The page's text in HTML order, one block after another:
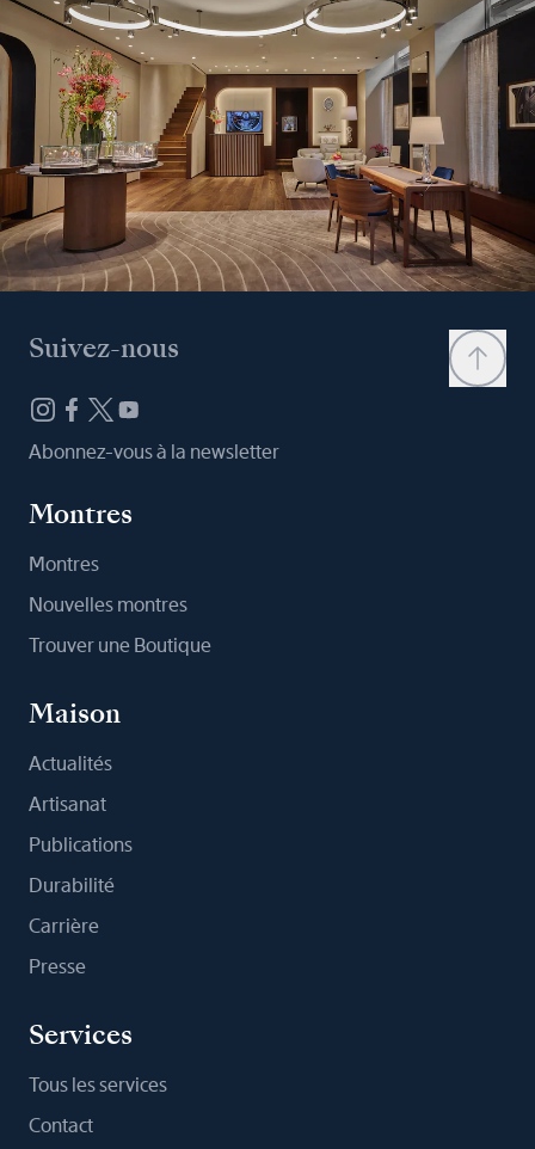
Suivez-nous
Abonnez-vous à la newsletter
Montres
Montres
Nouvelles montres
Trouver une Boutique
Maison
Actualités
Artisanat
Publications
Durabilité
Carrière
Presse
Services
Tous les services
Contact